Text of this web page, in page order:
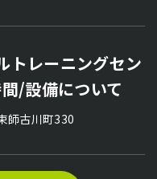
トレーニングセン
/設備について
師古川町330
07/26〜2027/02/14
まとめ【ピック
ル【まるぴっく
募集